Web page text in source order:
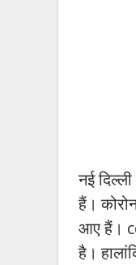
नई
हैं।
आए हैं।
है।